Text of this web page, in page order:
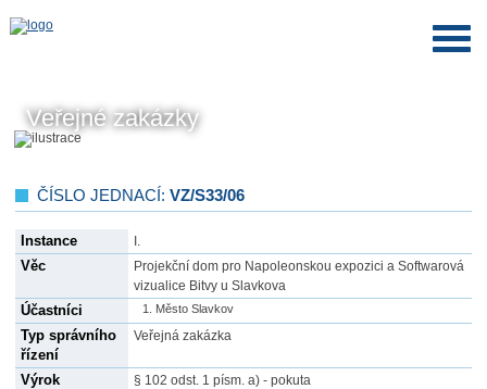
Veřejné zakázky
ČÍSLO JEDNACÍ: VZ/S33/06
Instance I.
Věc
Projekční dom pro Napoleonskou expozici a Softwarová
vizualice Bitvy u Slavkova
Účastníci Město Slavkov
Typ správního
řízení
Veřejná zakázka
Výrok § 102 odst. 1 písm. a) - pokuta